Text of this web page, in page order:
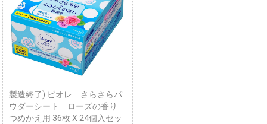
製造終了) ビオレ さらさらパ
ウダーシート ローズの香り
つめかえ用 36枚 X 24個入セッ